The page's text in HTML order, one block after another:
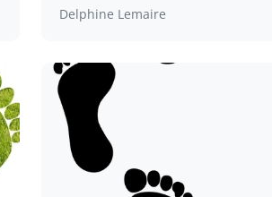
Delphine Lemaire